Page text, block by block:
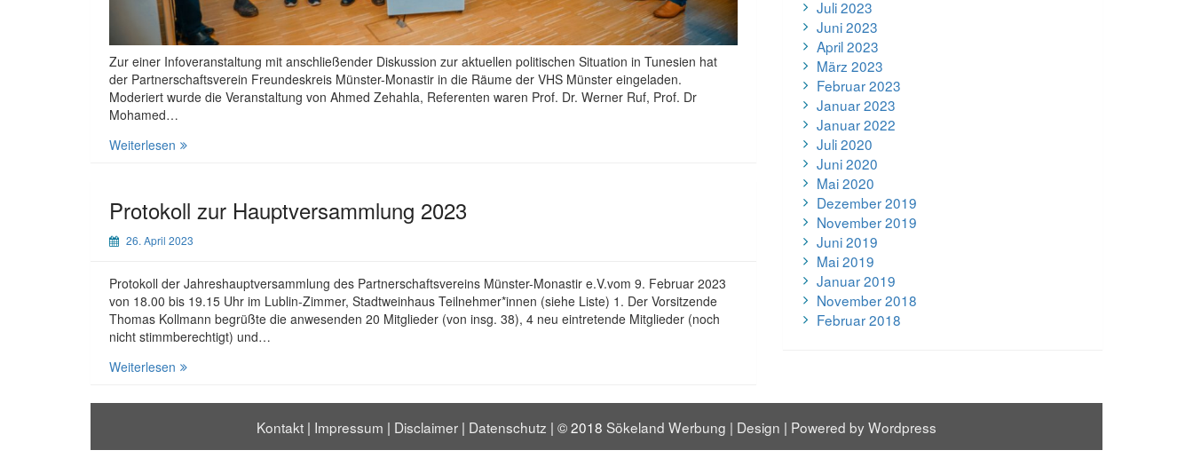
Zur einer Infoveranstaltung mit anschließender Diskussion zur aktuellen politischen Situation in Tunesien hat
der Partnerschaftsverein Freundeskreis Münster-Monastir in die Räume der VHS Münster eingeladen.
Moderiert wurde die Veranstaltung von Ahmed Zehahla, Referenten waren Prof. Dr. Werner Ruf, Prof. Dr
Mohamed…
Weiterlesen Info-
in
Tunesien
Protokoll zur Hauptversammlung 2023
26. April 2023
Protokoll der Jahreshauptversammlung des Partnerschaftsvereins Münster-Monastir e.V.vom 9. Februar 2023
von 18.00 bis 19.15 Uhr im Lublin-Zimmer, Stadtweinhaus Teilnehmer*innen (siehe Liste) 1. Der Vorsitzende
Thomas Kollmann begrüßte die anwesenden 20 Mitglieder (von insg. 38), 4 neu eintretende Mitglieder (noch
nicht stimmberechtigt) und…
Weiterlesen Protokoll
Hauptversammlung
Juli 2023
Juni 2023
April 2023
März 2023
Februar 2023
Januar 2023
Januar 2022
Juli 2020
Juni 2020
Mai 2020
Dezember 2019
November 2019
Juni 2019
Mai 2019
Januar 2019
November 2018
Februar 2018
Kontakt | Impressum | Disclaimer | Datenschutz | © 2018 Sökeland Werbung | Design | Powered by Wordpress